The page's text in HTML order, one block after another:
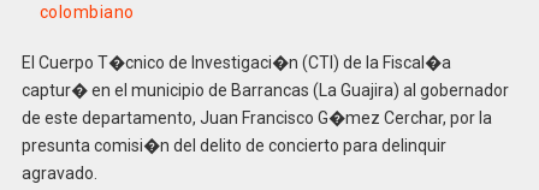
colombiano
El Cuerpo T�cnico de Investigaci�n (CTI) de la Fiscal�a
captur� en el municipio de Barrancas (La Guajira) al gobernador
de este departamento, Juan Francisco G�mez Cerchar, por la
presunta comisi�n del delito de concierto para delinquir
agravado.